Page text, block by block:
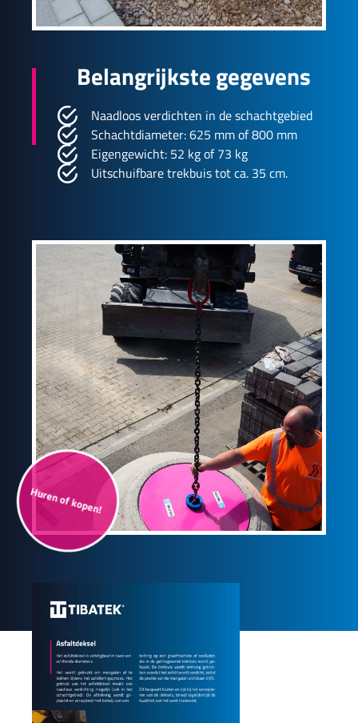
Belangrijkste gegevens
Naadloos verdichten in de schachtgebied
Schachtdiameter: 625 mm of 800 mm
Eigengewicht: 52 kg of 73 kg
Uitschuifbare trekbuis tot ca. 35 cm.